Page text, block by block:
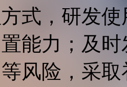
式，研发
能力；及
风险，采